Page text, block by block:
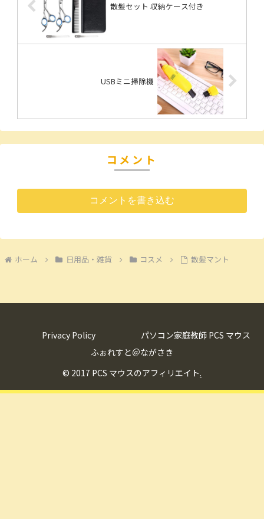
散髪セット 収納ケース付き
USBミニ掃除機
コメント
コメントを書き込む
ホーム 日用品・雑貨 コスメ 散髪マント
Privacy Policy
パソコン家庭教師 PCS マウス
ふぉれすと＠ながさき
© 2017 PCS マウスのアフィリエイト.